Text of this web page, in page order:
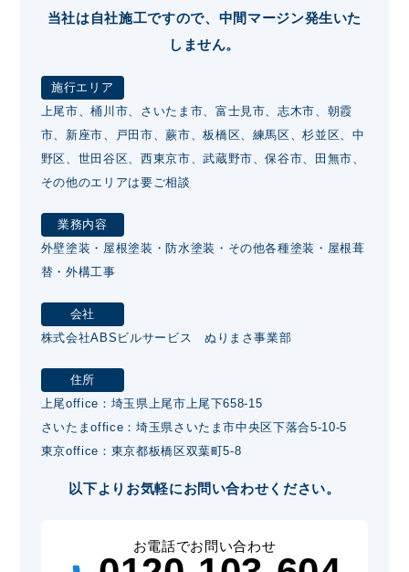
当社は自社施工ですので、中間マージン発生いた
しません。
施行エリア
上尾市、桶川市、さいたま市、富士見市、志木市、朝霞
市、新座市、戸田市、蕨市、板橋区、練馬区、杉並区、中
野区、世田谷区、西東京市、武蔵野市、保谷市、田無市、
その他のエリアは要ご相談
業務内容
外壁塗装・屋根塗装・防水塗装・その他各種塗装・屋根葺
替・外構工事
会社
株式会社ABSビルサービス ぬりまさ事業部
住所
上尾office：埼玉県上尾市上尾下658-15
さいたまoffice：埼玉県さいたま市中央区下落合5-10-5
東京office：東京都板橋区双葉町5-8
以下よりお気軽にお問い合わせください。
お電話でお問い合わせ